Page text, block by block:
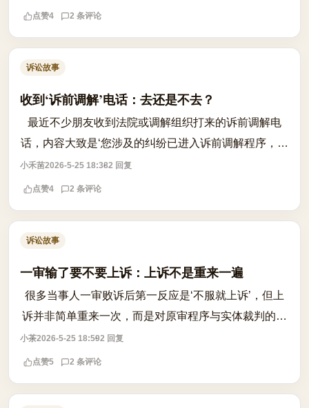
理不清的负面印象。因此，制作一份清晰...
点赞4 2 条评论
诉讼故事
收到‘诉前调解’电话：去还是不去？
最近不少朋友收到法院或调解组织打来的诉前调解电
话，内容大致是‘您涉及的纠纷已进入诉前调解程序，建
议参与调解以节省诉讼成本’。不少人一听‘调解’就紧
张，担心被‘套路签字’，签完字就等...
小禾苗2026-5-25 18:382 回复
点赞4 2 条评论
诉讼故事
一审输了要不要上诉：上诉不是重来一遍
很多当事人一审败诉后第一反应是‘不服就上诉’，但上
诉并非简单重来一次，而是对原审程序与实体裁判的全
面审查。上诉的核心在于能否证明原判决存在法律适用
错误、事实认定不清或程序违法，而非...
小茶2026-5-25 18:592 回复
点赞5 2 条评论